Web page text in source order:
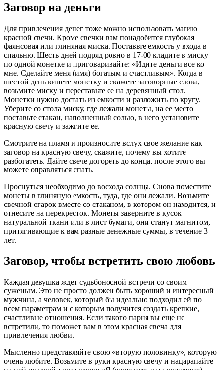
Заговор на деньги
Для привлечения денег тоже можно использовать магию
красной свечи. Кроме свечки вам понадобится глубокая
фаянсовая или глиняная миска. Поставьте емкость у входа в
спальню. Шесть дней подряд ровно в 17-00 кладите в миску
по одной монетке и приговаривайте: «Идите деньги все ко
мне. Сделайте меня (имя) богатым и счастливым». Когда в
шестой день кинете монетку и скажете заговорные слова,
возьмите миску и переставьте ее на деревянный стол.
Монетки нужно достать из емкости и разложить по кругу.
Уберите со стола миску, где лежали монеты, на ее место
поставьте стакан, наполненный солью, в него установите
красную свечу и зажгите ее.
Смотрите на пламя и произносите вслух свое желание как
заговор на красную свечу, скажите, почему вы хотите
разбогатеть. Дайте свече догореть до конца, после этого вы
можете оправляться спать.
Проснуться необходимо до восхода солнца. Снова поместите
монеты в глиняную емкость, туда, где они лежали. Возьмите
свечной огарок вместе со стаканом, в котором он находится, и
отнесите на перекресток. Монеты заверните в кусок
натуральной ткани или в лист бумаги, они станут магнитом,
притягивающие к вам разные денежные суммы, в течение 3
лет.
Заговор, чтобы встретить свою любовь
Каждая девушка ждет судьбоносной встречи со своим
суженым. Это не просто должен быть хороший и интересный
мужчина, а человек, который бы идеально подходил ей по
всем параметрам и с которым получится создать крепкие,
счастливые отношения. Если такого парня вы еще не
встретили, то поможет вам в этом красная свеча для
привлечения любви.
Мысленно представляйте свою «вторую половинку», которую
очень любите. Возьмите в руки красную свечу и нацарапайте